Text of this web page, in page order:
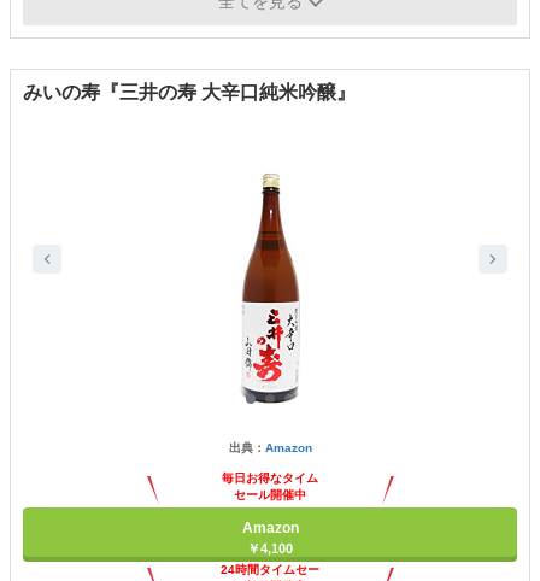
みいの寿『三井の寿 大辛口純米吟醸』
出典： Amazon
毎日お得なタイム
セール開催中
Amazon
￥4,100
24時間タイムセー